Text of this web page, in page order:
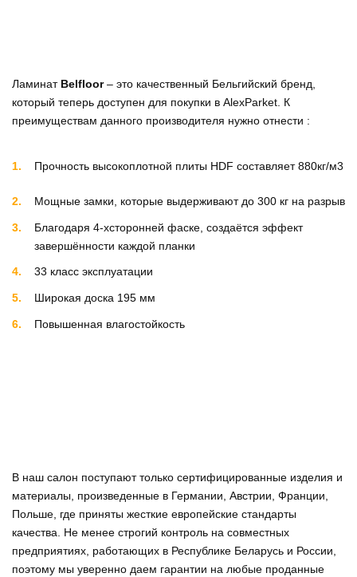
Ламинат Belfloor– это качественный Бельгийский бренд,
который теперь доступен для покупки в AlexParket. К
преимуществам данного производителя нужно отнести :
Прочность высокоплотной плиты HDF составляет 880кг/м3
Мощные замки, которые выдерживают до 300 кг на разрыв
Благодаря 4-хсторонней фаске, создаётся эффект
завершённости каждой планки
33 класс эксплуатации
Широкая доска 195 мм
Повышенная влагостойкость
В наш салон поступают только сертифицированные изделия и
материалы, произведенные в Германии, Австрии, Франции,
Польше, где приняты жесткие европейские стандарты
качества. Не менее строгий контроль на совместных
предприятиях, работающих в Республике Беларусь и России,
поэтому мы уверенно даем гарантии на любые проданные